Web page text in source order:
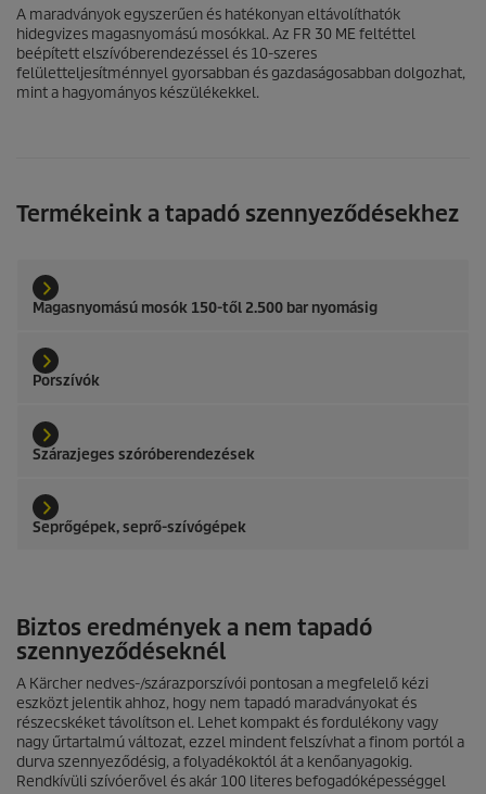
A maradványok egyszerűen és hatékonyan eltávolíthatók
hidegvizes magasnyomású mosókkal. Az FR 30 ME feltéttel
beépített elszívóberendezéssel és 10-szeres
felületteljesítménnyel gyorsabban és gazdaságosabban dolgozhat,
mint a hagyományos készülékekkel.
Termékeink a tapadó szennyeződésekhez
Magasnyomású mosók 150-től 2.500 bar nyomásig
Porszívók
Szárazjeges szóróberendezések
Seprőgépek, seprő-szívógépek
Biztos eredmények a nem tapadó
szennyeződéseknél
A Kärcher nedves-/szárazporszívói pontosan a megfelelő kézi
eszközt jelentik ahhoz, hogy nem tapadó maradványokat és
részecskéket távolítson el. Lehet kompakt és fordulékony vagy
nagy űrtartalmú változat, ezzel mindent felszívhat a finom portól a
durva szennyeződésig, a folyadékoktól át a kenőanyagokig.
Rendkívüli szívóerővel és akár 100 literes befogadóképességgel